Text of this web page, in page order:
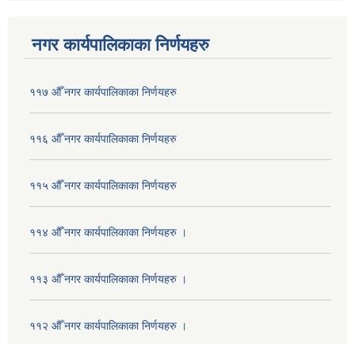
नगर कार्यपालिकाका निर्णयहरु
११७ औँ नगर कार्यपालिकाका निर्णयहरु
११६ औँ नगर कार्यपालिकाका निर्णयहरु
११५ औँ नगर कार्यपालिकाका निर्णयहरु
११४ औँ नगर कार्यपालिकाका निर्णयहरु ।
११३ औँ नगर कार्यपालिकाका निर्णयहरु ।
११२ औँ नगर कार्यपालिकाका निर्णयहरु ।